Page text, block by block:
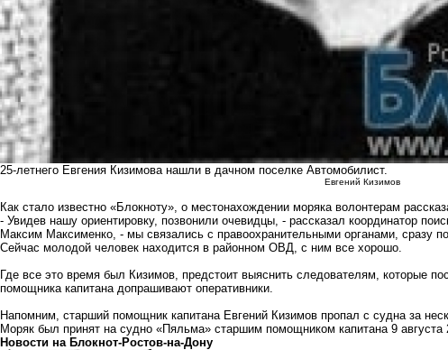
25-летнего Евгения Кизимова нашли в дачном поселке Автомобилист.
Евгений Кизимов
Как стало известно «Блокноту», о местонахождении моряка волонтерам
- Увидев нашу ориентировку, позвонили очевидцы, - рассказал координатор
Максим Максименко, - мы связались с правоохранительными органами, сразу
Сейчас молодой человек находится в районном ОВД, с ним все хорошо.
Где все это время был Кизимов, предстоит выяснить следователям, которые
помощника капитана допрашивают оперативники.
Напомним, старший помощник капитана Евгений Кизимов пропал с судна за
Моряк был принят на судно «Пяльма» старшим помощником капитана 9 августа
Новости на Блoкнoт-Ростов-на-Дону